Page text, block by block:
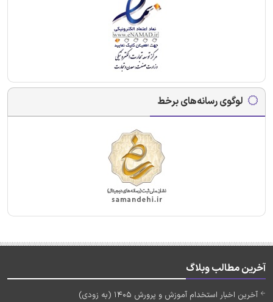
لوگوی رسانه‌های برخط
آخرین مطالب وبلاگ
آخرین اخبار استخدام آموزش و پرورش 1405 (به زودی)